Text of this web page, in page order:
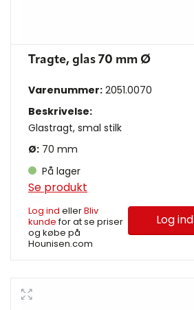
Tragte, glas 70 mm Ø
Varenummer: 2051.0070
Beskrivelse:
Glastragt, smal stilk
Ø: 70 mm
På lager
Se produkt
Log ind ellerBliv
kundefor at se priser
og købe på
Hounisen.com
Log ind